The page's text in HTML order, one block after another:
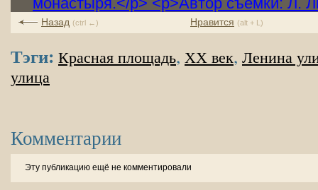
Нравится (alt + L)
Назад (ctrl ←)
Тэги: Красная площадь, XX век, Ленина
улица
Комментарии
Эту публикацию ещё не комментировали